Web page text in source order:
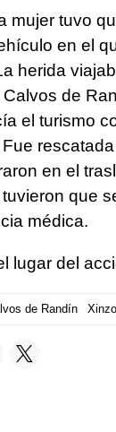
mujer tuvo
en el
herida
de
el turismo
en el
que
médica.
lugar del
de Randín